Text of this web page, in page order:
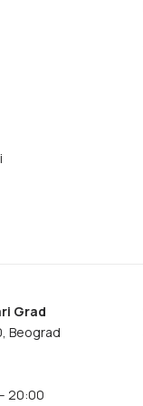
Grad
Beograd
20:00